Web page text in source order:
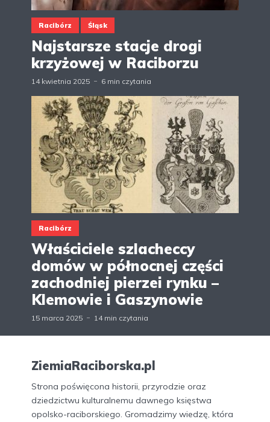
Racibórz Śląsk
Najstarsze stacje drogi
krzyżowej w Raciborzu
14 kwietnia 2025 6 min czytania
Racibórz
Właściciele szlacheccy
domów w północnej części
zachodniej pierzei rynku –
Klemowie i Gaszynowie
15 marca 2025 14 min czytania
ZiemiaRaciborska.pl
Strona poświęcona historii, przyrodzie oraz
dziedzictwu kulturalnemu dawnego księstwa
opolsko-raciborskiego. Gromadzimy wiedzę, która